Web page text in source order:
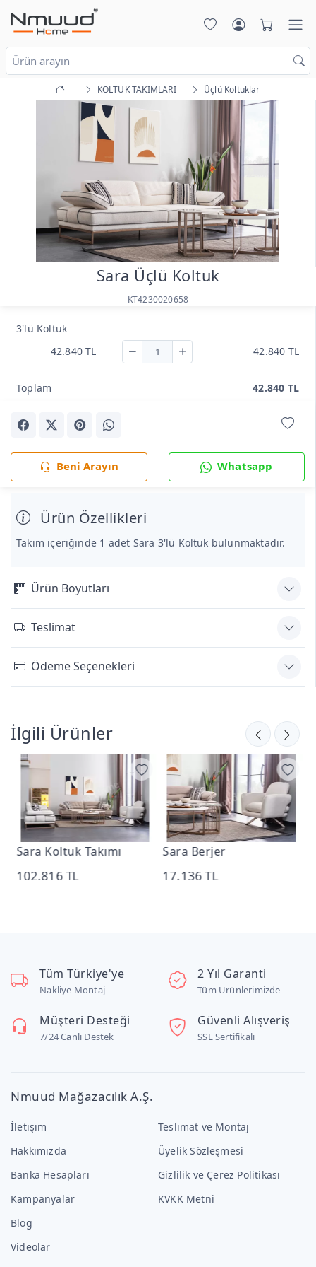
KOLTUK TAKIMLARI Üçlü Koltuklar
Sara Üçlü Koltuk
KT4230020658
3'lü Koltuk
42.840 TL
42.840 TL
Toplam 42.840 TL
Beni Arayın Whatsapp
Ürün Özellikleri
Takım içeriğinde 1 adet Sara 3'lü Koltuk bulunmaktadır.
Ürün Boyutları
Teslimat
Ödeme Seçenekleri
İlgili Ürünler
Sara Koltuk Takımı
102.816 TL
Sara Berjer
17.136 TL
Tüm Türkiye'ye
Nakliye Montaj
2 Yıl Garanti
Tüm Ürünlerimizde
Müşteri Desteği
7/24 Canlı Destek
Güvenli Alışveriş
SSL Sertifikalı
Nmuud Mağazacılık A.Ş.
İletişim
Hakkımızda
Banka Hesapları
Kampanyalar
Blog
Videolar
Teslimat ve Montaj
Üyelik Sözleşmesi
Gizlilik ve Çerez Politikası
KVKK Metni